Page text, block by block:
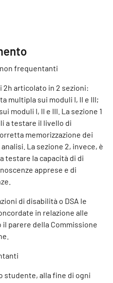
frequentanti
2h articolato in 2 sezioni:
multipla sui moduli I, II e III;
moduli I, II e III. La sezione 1
a testare il livello di
memorizzazione dei
La sezione 2, invece, è
testare la capacità di di
apprese e di
di disabilità o DSA le
in relazione alle
parere della Commissione
studente, alla fine di ogni